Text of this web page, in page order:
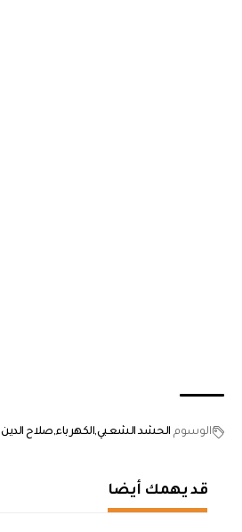
الوسوم الحشد الشعبيالكهرباء صلاح الدين
قد يهمك أيضا